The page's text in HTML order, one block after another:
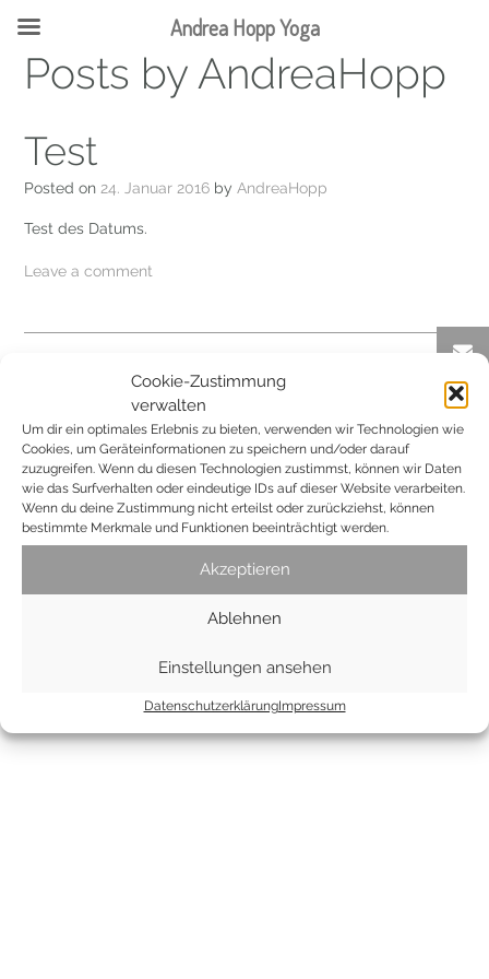
Cookie-Zustimmung
verwalten
Um dir ein optimales Erlebnis zu bieten, verwenden wir Technologien wie
Cookies, um Geräteinformationen zu speichern und/oder darauf
zuzugreifen. Wenn du diesen Technologien zustimmst, können wir Daten
wie das Surfverhalten oder eindeutige IDs auf dieser Website verarbeiten.
Wenn du deine Zustimmung nicht erteilst oder zurückziehst, können
bestimmte Merkmale und Funktionen beeinträchtigt werden.
Akzeptieren
Ablehnen
Einstellungen ansehen
DatenschutzerklärungImpressum
contentPosts by AndreaHopp
Test
Posted on 24. Januar 2016 by AndreaHopp
Test des Datums.
Leave a comment
Hallo Welt!
Posted on22. Dezember 2015byAndreaHopp
Willkommen zur deutschen Version von WordPress. Dies ist
der erste Beitrag. Du kannst ihn bearbeiten oder löschen. Und
Andrea Hopp Yoga